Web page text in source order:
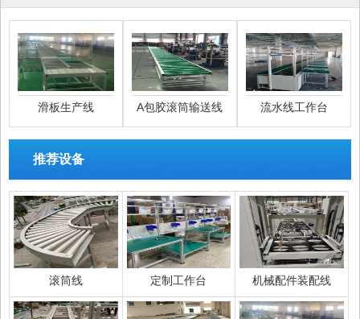
滑板生产线 A包胶滚筒输送线 流水线工作台
推荐设备
滚筒线 定制工作台 机械配件装配线